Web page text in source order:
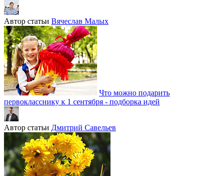
Автор статьи Вячеслав Малых
Что можно подарить
первокласснику к 1 сентября - подборка идей
Автор статьи Дмитрий Савельев